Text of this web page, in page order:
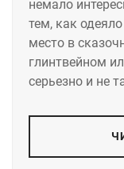
немало
тем, как
место в
глинтвейном
серьезно и не